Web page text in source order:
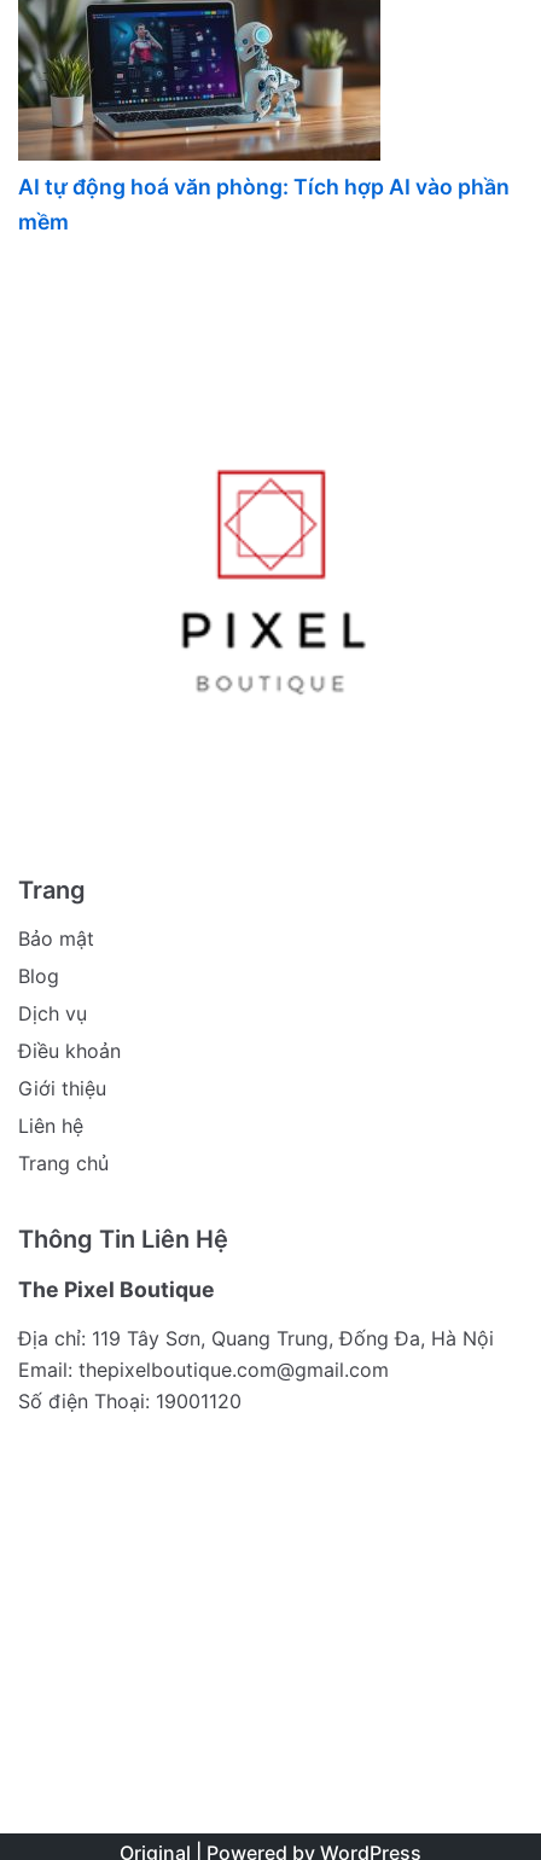
AI tự động hoá văn phòng: Tích hợp AI vào phần
mềm
Trang
Bảo mật
Blog
Dịch vụ
Điều khoản
Giới thiệu
Liên hệ
Trang chủ
Thông Tin Liên Hệ
The Pixel Boutique
Địa chỉ: 119 Tây Sơn, Quang Trung, Đống Đa, Hà Nội
Email: thepixelboutique.com@gmail.com
Số điện Thoại: 19001120
Original | Powered by WordPress